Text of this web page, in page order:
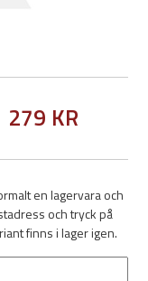
279 KR
en lagervara och
och tryck på
finns i lager igen.